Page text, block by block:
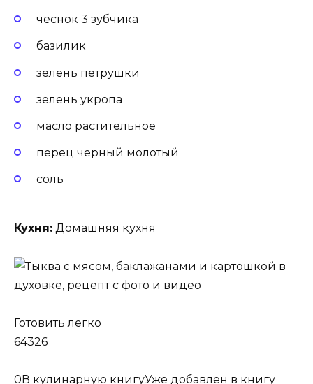
чеснок 3 зубчика
базилик
зелень петрушки
зелень укропа
масло растительное
перец черный молотый
соль
Кухня: Домашняя кухня
Готовить легко
64326
0В кулинарную книгуУже добавлен в книгу